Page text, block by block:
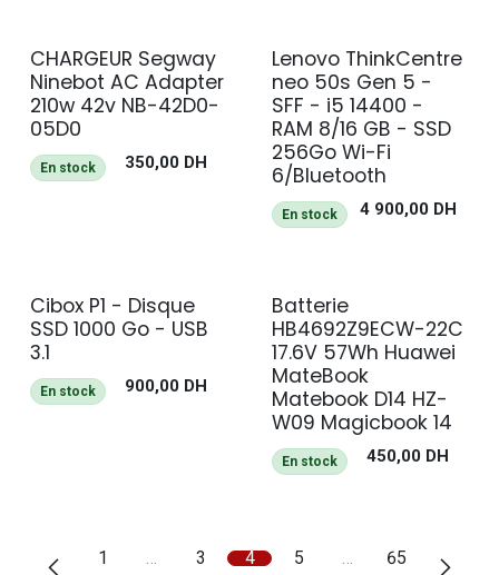
CHARGEUR Segway
Ninebot AC Adapter
210w 42v NB-42D0-
05D0
350,00 DH
En stock
NEUF
Lenovo ThinkCentre
neo 50s Gen 5 -
SFF - i5 14400 -
RAM 8/16 GB - SSD
256Go Wi-Fi
6/Bluetooth
4 900,00DH
En stock
Cibox P1 - Disque
SSD 1000 Go - USB
3.1
900,00 DH
En stock
Batterie
HB4692Z9ECW-22C
17.6V 57Wh Huawei
MateBook
Matebook D14 HZ-
W09 Magicbook 14
450,00 DH
En stock
1 … 3 4 5 … 65